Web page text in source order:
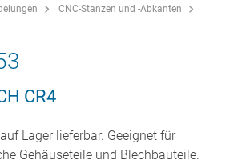
CNC-Stanzen und -Abkanten
CR4
Lager lieferbar. Geeignet für
Gehäuseteile und Blechbauteile.